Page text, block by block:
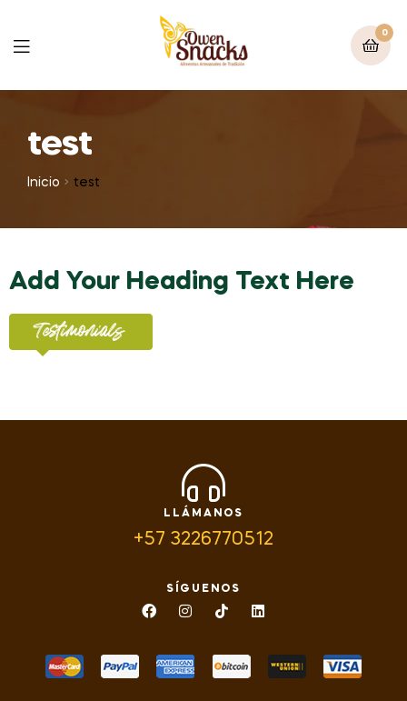
0
test
Inicio test
Add Your Heading Text Here
Testimonials
LLÁMANOS
+57 3226770512
SÍGUENOS